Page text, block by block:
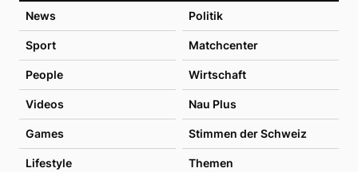
News Politik
Sport Matchcenter
People Wirtschaft
Videos Nau Plus
Games Stimmen der Schweiz
Lifestyle Themen